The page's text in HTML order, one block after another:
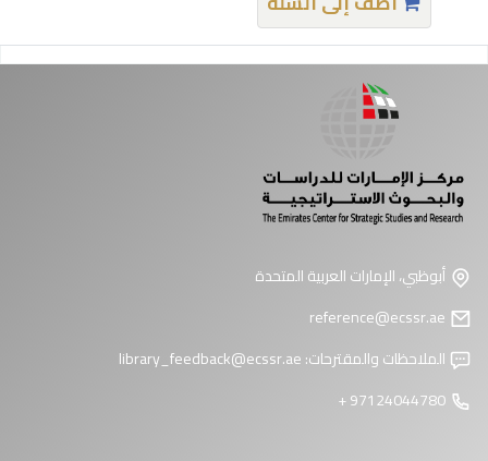
أبوظبي، الإمارات العربية المتحدة
الملاحظات والمقترحات:library_feedback@ecssr.ae